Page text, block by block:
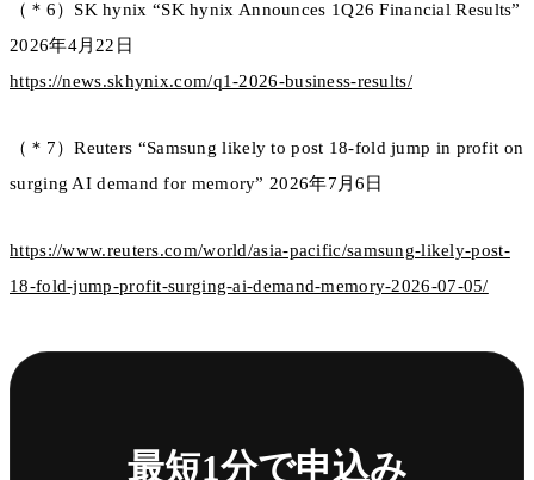
（＊6）SK hynix “SK hynix Announces 1Q26 Financial Results”
2026年4月22日
https://news.skhynix.com/q1-2026-business-results/
（＊7）Reuters “Samsung likely to post 18-fold jump in profit on
surging AI demand for memory” 2026年7月6日
https://www.reuters.com/world/asia-pacific/samsung-likely-post-
18-fold-jump-profit-surging-ai-demand-memory-2026-07-05/
最短1分で申込み